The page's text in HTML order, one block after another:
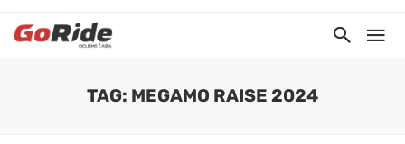
TAG: MEGAMO RAISE 2024